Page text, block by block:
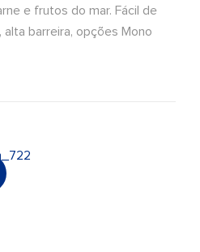
e frutos do mar. Fácil de
barreira, opções Mono